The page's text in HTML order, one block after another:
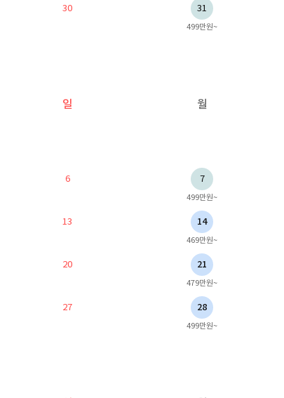
30 31
499만원~
일 월
6 7
499만원~
13 14
469만원~
20 21
479만원~
27 28
499만원~